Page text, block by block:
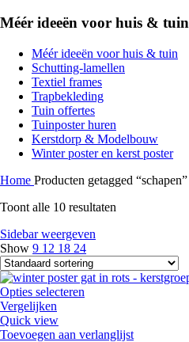
Méér ideeën voor huis & tuin
Méér ideeën voor huis & tuin
Schutting-lamellen
Textiel frames
Trapbekleding
Tuin offertes
Tuinposter huren
Kerstdorp & Modelbouw
Winter poster en kerst poster
Home Producten getagged “schapen”
Toont alle 10 resultaten
Sidebar weergeven
Show 9 12 18 24
Opties selecteren
Vergelijken
Quick view
Toevoegen aan verlanglijst